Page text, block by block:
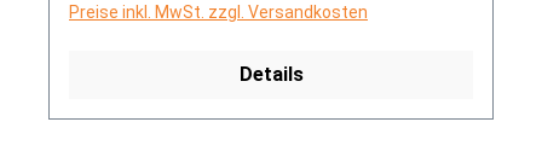
Preise inkl. MwSt. zzgl. Versandkosten
Details